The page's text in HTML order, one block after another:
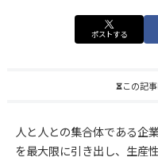
ポストする
この記事
人と人との集合体である企
を最大限に引き出し、生産